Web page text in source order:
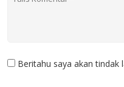
Beritahu saya akan